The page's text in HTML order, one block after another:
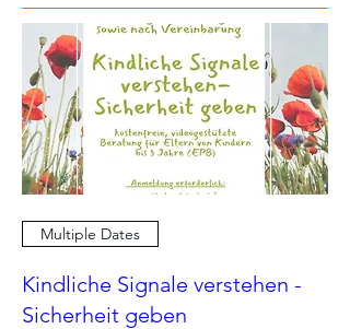
Multiple Dates
Kindliche Signale verstehen -
Sicherheit geben